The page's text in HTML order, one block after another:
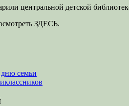
центральной детской
ЗДЕСЬ.
семьи